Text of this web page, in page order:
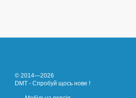
© 2014—2026
DMT - Спробуй щось нове !